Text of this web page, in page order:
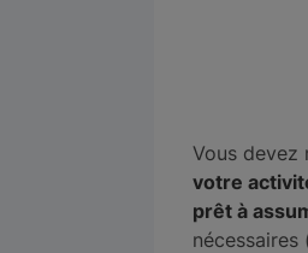
Vous devez
votre
prêt à